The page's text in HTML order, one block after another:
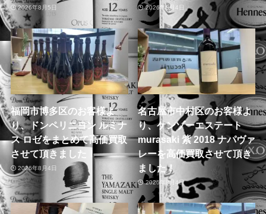
2026年8月5日 2026年8月4日
福岡市博多区のお客様よ
り、ドンペリニヨン ルミナ
ス ロゼをまとめて高価買取
させて頂きました！
2026年8月4日
名古屋市中村区のお客様よ
り、ケンゾーエステート
murasaki 紫 2018 ナパヴァ
レーを高価買取させて頂き
ました！
2026年8月4日